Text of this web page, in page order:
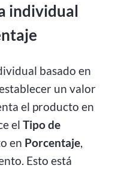
individual
basado en
un valor
el producto en
elTipo de
en Porcentaje,
Esto está